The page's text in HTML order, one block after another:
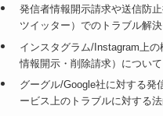
発信者情報開示請求や送信防
ツイッター）でのトラブル解決
インスタグラム/Instagram上
情報開示・削除請求）について
グーグル/Google社に対する発
ービス上のトラブルに対する